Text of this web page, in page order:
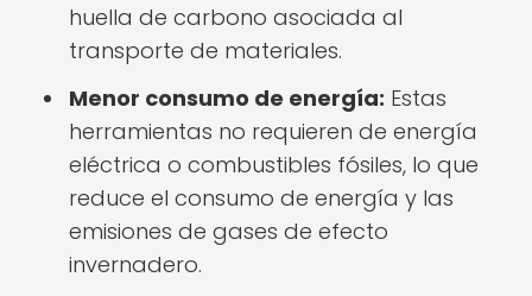
huella de carbono asociada al
transporte de materiales.
Menor consumo de energía: Estas
herramientas no requieren de energía
eléctrica o combustibles fósiles, lo que
reduce el consumo de energía y las
emisiones de gases de efecto
invernadero.